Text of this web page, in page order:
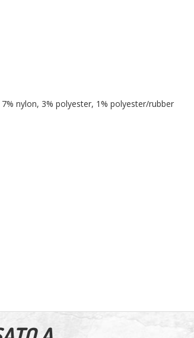
nylon, 3% polyester, 1% polyester/rubber